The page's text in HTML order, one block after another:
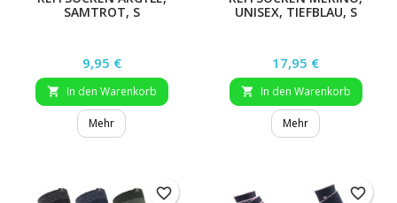
SAMTROT, S
Preis
9,95 €
 In den Warenkorb
Mehr
UNISEX, TIEFBLAU, S
Preis
17,95 €
 In den Warenkorb
Mehr
favorite_border favorite_border